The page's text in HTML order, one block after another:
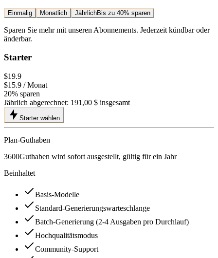
Einmalig Monatlich JährlichBis zu 40% sparen
Sparen Sie mehr mit unseren Abonnements. Jederzeit kündbar oder
änderbar.
Starter
$19.9
$15.9 / Monat
20% sparen
Jährlich abgerechnet: 191,00 $ insgesamt
Starter wählen
Plan-Guthaben
3600Guthaben wird sofort ausgestellt, gültig für ein Jahr
Beinhaltet
Basis-Modelle
Standard-Generierungswarteschlange
Batch-Generierung (2-4 Ausgaben pro Durchlauf)
Hochqualitätsmodus
Community-Support